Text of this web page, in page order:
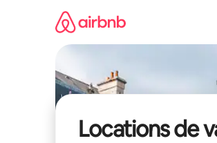
Locations de